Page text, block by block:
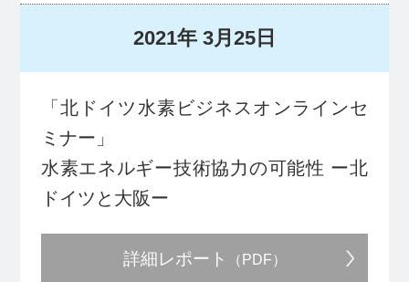
2021年 3月25日
「北ドイツ水素ビジネスオンラインセ
ミナー」
水素エネルギー技術協力の可能性 ー北
ドイツと大阪ー
詳細レポート （PDF）